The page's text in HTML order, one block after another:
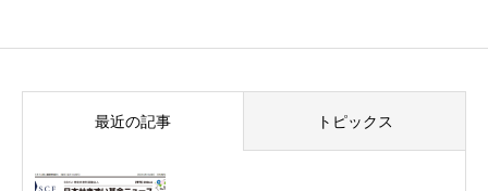
最近の記事 トピックス